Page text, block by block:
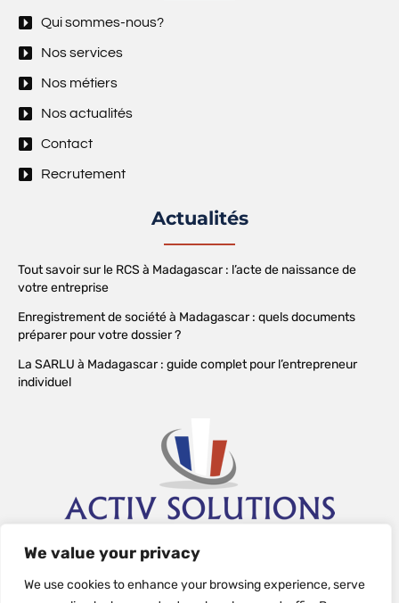
We value your privacy
We use cookies to enhance your browsing experience, serve
Qui sommes-nous?
Nos services
Nos métiers
Nos actualités
Contact
Recrutement
Actualités
Tout savoir sur le RCS à Madagascar : l’acte de naissance de
votre entreprise
Enregistrement de société à Madagascar : quels documents
préparer pour votre dossier ?
La SARLU à Madagascar : guide complet pour l’entrepreneur
individuel